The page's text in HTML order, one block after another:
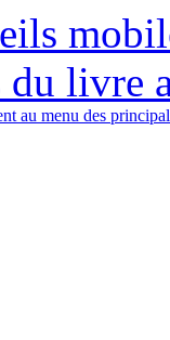
du livre
au menu des